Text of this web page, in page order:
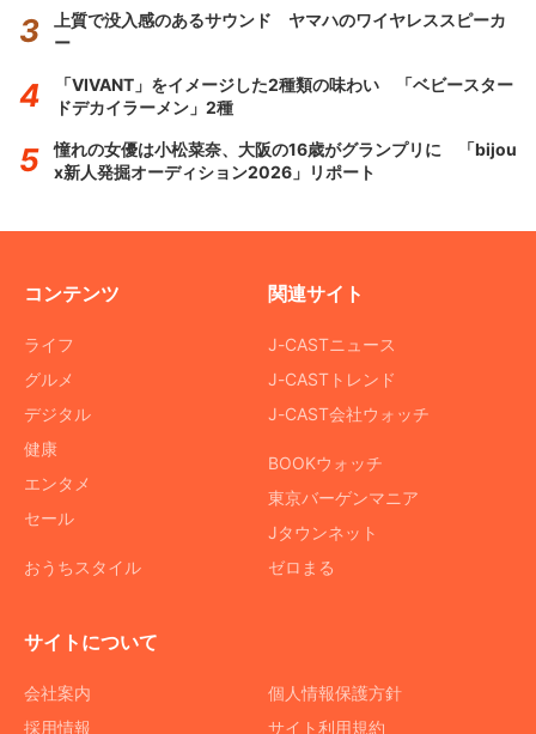
上質で没入感のあるサウンド ヤマハのワイヤレススピーカ
ー
「VIVANT」をイメージした2種類の味わい 「ベビースター
ドデカイラーメン」2種
憧れの女優は小松菜奈、大阪の16歳がグランプリに 「bijou
x新人発掘オーディション2026」リポート
コンテンツ
ライフ
グルメ
デジタル
健康
エンタメ
セール
おうちスタイル
関連サイト
J-CASTニュース
J-CASTトレンド
J-CAST会社ウォッチ
BOOKウォッチ
東京バーゲンマニア
Jタウンネット
ゼロまる
サイトについて
会社案内
採用情報
個人情報保護方針
サイト利用規約